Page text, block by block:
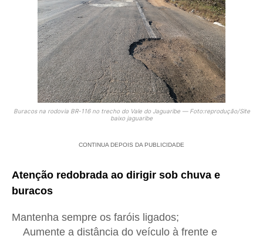
Buracos na rodovia BR-116 no trecho do Vale do Jaguaribe — Foto:reprodução/Site
baixo jaguaribe
CONTINUA DEPOIS DA PUBLICIDADE
Atenção redobrada ao dirigir sob chuva e
buracos
Mantenha sempre os faróis ligados;
Aumente a distância do veículo à frente e